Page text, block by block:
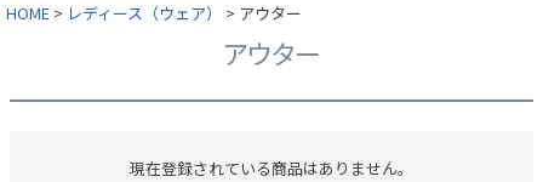
HOME レディース（ウェア） アウター
アウター
現在登録されている商品はありません。